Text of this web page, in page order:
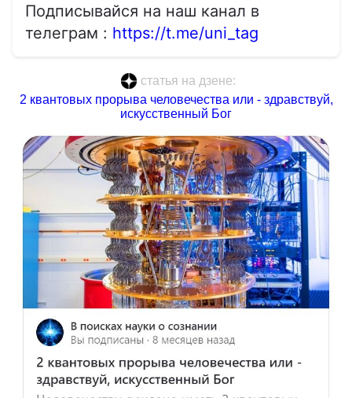
Подписывайся на наш канал в
телеграм : https://t.me/uni_tag
статья на дзене:
2 квантовых прорыва человечества или - здравствуй,
искусственный Бог